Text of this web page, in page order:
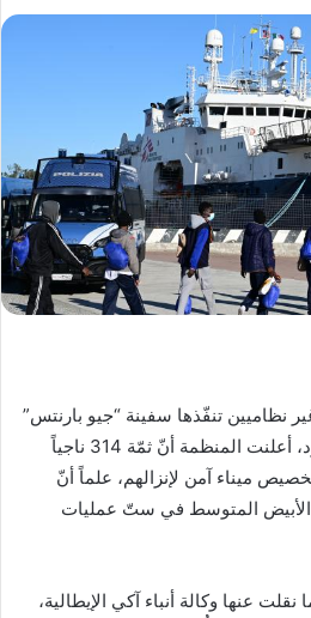
نظاميين تنفّذها سفينة “جيو بارنتس”
التابعة لمنظمة أطباء بلا حدود، أعلنت المنظمة أنّ ثمّة 314 ناجياً
ميناء آمن لإنزالهم، علماً أنّ
الأبيض المتوسط ​​في ستّ عمليات
عنها وكالة أنباء آكي الإيطالية،